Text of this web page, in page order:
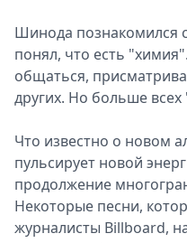
Шинода познакомился
понял, что есть
общаться,
других. Но больше
Что известно о новом
пульсирует новой
продолжение
Некоторые песни,
журналисты Billboard,